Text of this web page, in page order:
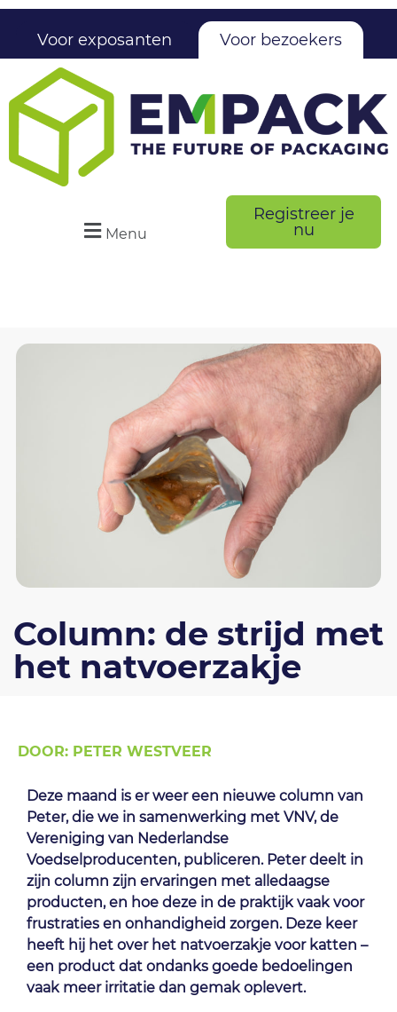
Voor exposanten Voor bezoekers
Menu
Registreer je
nu
Column: de strijd met
het natvoerzakje
DOOR: PETER WESTVEER
Deze maand is er weer een nieuwe column van
Peter, die we in samenwerking met VNV, de
Vereniging van Nederlandse
Voedselproducenten, publiceren. Peter deelt in
zijn column zijn ervaringen met alledaagse
producten, en hoe deze in de praktijk vaak voor
frustraties en onhandigheid zorgen. Deze keer
heeft hij het over het natvoerzakje voor katten –
een product dat ondanks goede bedoelingen
vaak meer irritatie dan gemak oplevert.